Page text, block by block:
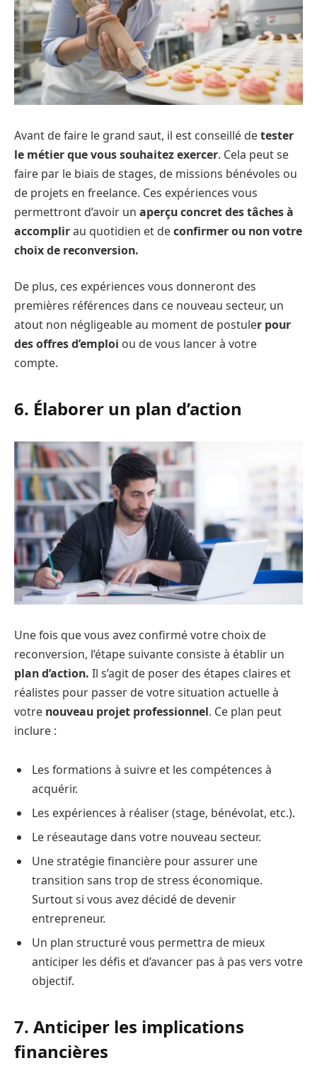
Avant de faire le grand saut, il est conseillé detester
le métier que vous souhaitez exercer. Cela peut se
faire par le biais de stages, de missions bénévoles ou
de projets en freelance. Ces expériences vous
permettront d’avoir un aperçu concret des tâches à
accomplirau quotidien et deconfirmer ou non votre
choix de reconversion.
De plus, ces expériences vous donneront des
premières références dans ce nouveau secteur, un
atout non négligeable au moment de postuler pour
des offres d’emploi ou de vous lancer à votre
compte.
6. Élaborer un plan d’action
Une fois que vous avez confirmé votre choix de
reconversion, l’étape suivante consiste à établir un
plan d’action. Il s’agit de poser des étapes claires et
réalistes pour passer de votre situation actuelle à
votre nouveau projet professionnel. Ce plan peut
inclure :
Les formations à suivre et les compétences à
acquérir.
Les expériences à réaliser (stage, bénévolat, etc.).
Le réseautage dans votre nouveau secteur.
Une stratégie financière pour assurer une
transition sans trop de stress économique.
Surtout si vous avez décidé de devenir
entrepreneur.
Un plan structuré vous permettra de mieux
anticiper les défis et d’avancer pas à pas vers votre
objectif.
7. Anticiper les implications
financières